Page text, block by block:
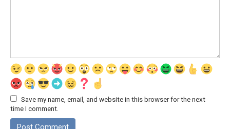
Save my name, email, and website in this browser for the next
time I comment.